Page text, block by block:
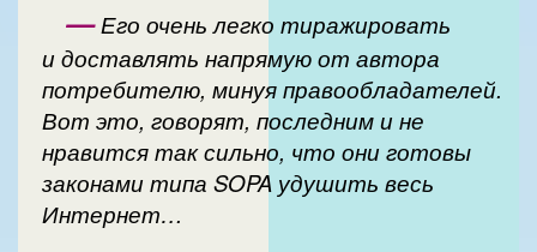
—Его очень легко тиражировать
и доставлять напрямую от автора
потребителю, минуя правообладателей.
Вот это, говорят, последним и не
нравится так сильно, что они готовы
законами типа SOPA удушить весь
Интернет…